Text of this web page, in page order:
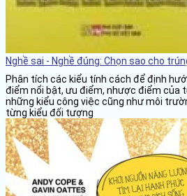
Nghề sai - Nghề đúng: Chọn sao cho
Phân tích các kiểu tính cách để định
điểm nổi bật, ưu điểm, nhược điểm của
những kiểu công việc cũng như môi
từng kiểu đối tượng